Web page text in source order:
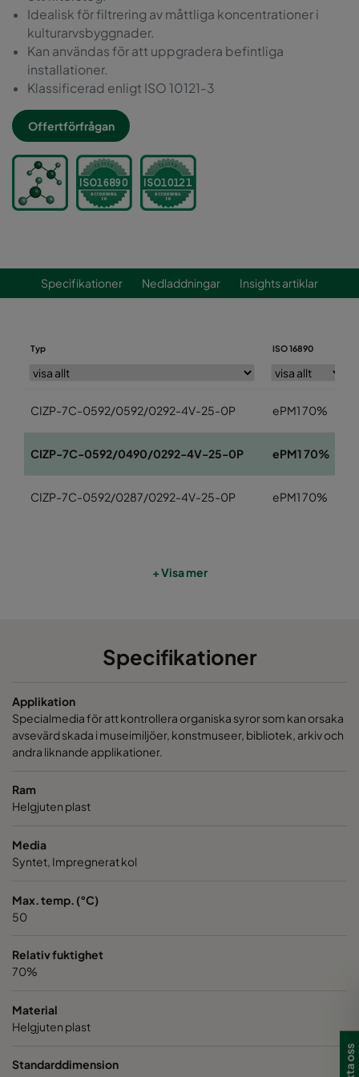
Idealisk för filtrering av måttliga koncentrationer i
kulturarvsbyggnader.
Kan användas för att uppgradera befintliga
installationer.
Klassificerad enligt ISO 10121-3
Offertförfrågan
Specifikationer Nedladdningar Insights artiklar
Typ ISO 16890
CIZP-7C-0592/0592/0292-4V-25-0P ePM1 70%
CIZP-7C-0592/0490/0292-4V-25-0P ePM1 70%
CIZP-7C-0592/0287/0292-4V-25-0P ePM1 70%
+ Visa mer
Specifikationer
Applikation
Specialmedia för att kontrollera organiska syror som kan orsaka
avsevärd skada i museimiljöer, konstmuseer, bibliotek, arkiv och
andra liknande applikationer.
Ram
Helgjuten plast
Media
Syntet, Impregnerat kol
Max. temp. (°C)
50
Relativ fuktighet
70%
Material
Helgjuten plast
Standarddimension